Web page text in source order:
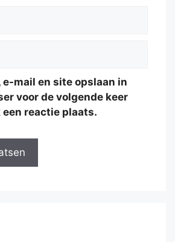
e-mail en site opslaan in
voor de volgende keer
een reactie plaats.